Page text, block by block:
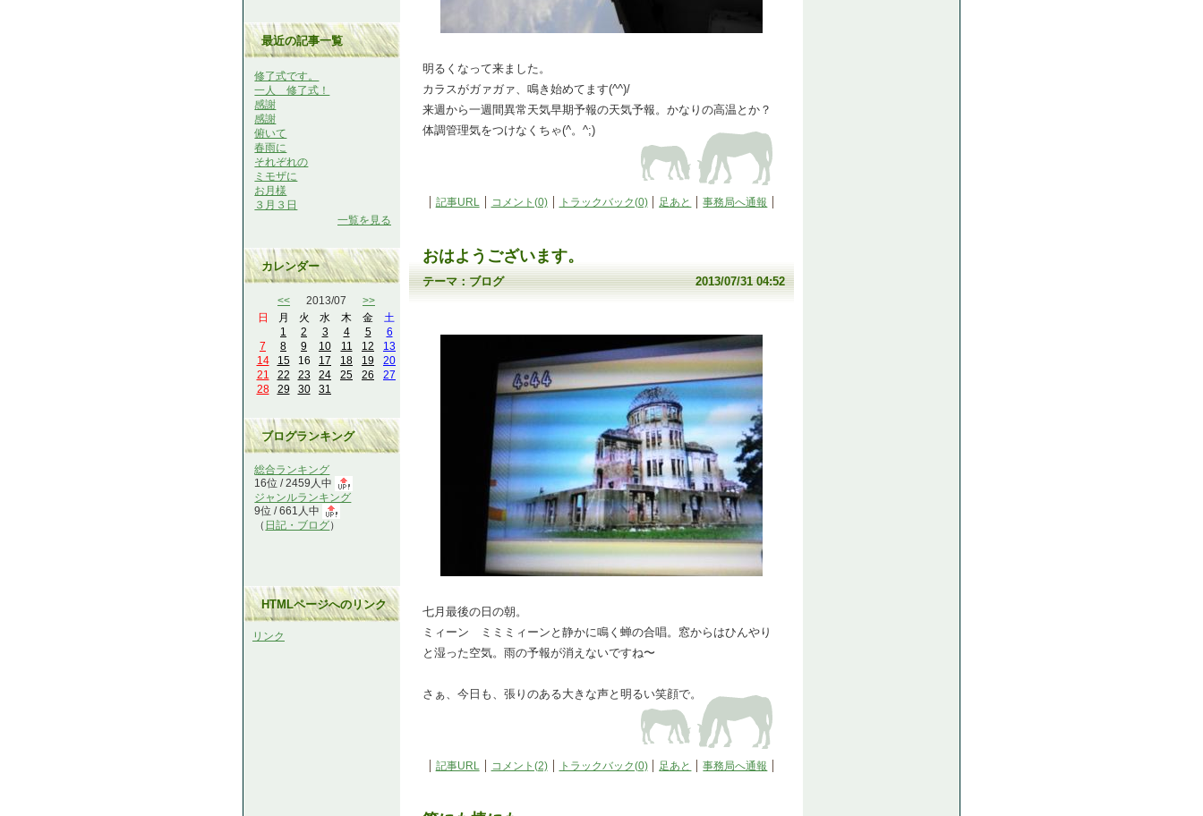
明るくなって来ました。
カラスがガァガァ、鳴き始めてます(^^)/
来週から一週間異常天気早期予報の天気予報。かなりの高温とか？
体調管理気をつけなくちゃ(^。^;)
記事URL コメント(0) トラックバック(0) 足あと 事務局へ通報
おはようございます。
テーマ：ブログ 2013/07/31 04:52
七月最後の日の朝。
ミィーン ミミミィーンと静かに鳴く蝉の合唱。窓からはひんやり
と湿った空気。雨の予報が消えないですね〜
さぁ、今日も、張りのある大きな声と明るい笑顔で。
記事URL コメント(2) トラックバック(0) 足あと 事務局へ通報
最近の記事一覧
修了式です。
一人 修了式！
感謝
感謝
俯いて
春雨に
それぞれの
ミモザに
お月様
３月３日
一覧を見る
カレンダー
<< 2013/07 >>
日
月 火 水 木 金
土
1
2 3 4 5
6
7
8 9 10 11 12
13
14
15 16 17 18 19
20
21
22 23 24 25 26
27
28
29 30 31
ブログランキング
総合ランキング
16位 / 2459人中
ジャンルランキング
9位 / 661人中
（ 日記・ブログ）
HTMLページへのリンク
リンク